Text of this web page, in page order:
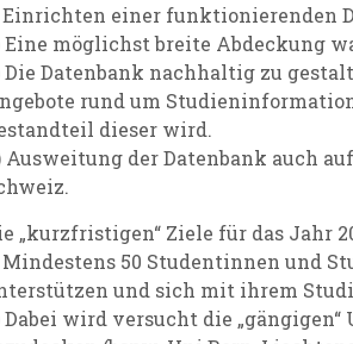
Einrichten einer funktionierenden
Eine möglichst breite Abdeckung
Die Datenbank nachhaltig zu
rund um
dieser wird.
Ausweitung der Datenbank auch
„kurzfristigen“ Ziele für das Jahr
Mindestens 50 Studentinnen und
und sich mit ihrem
Dabei wird versucht die